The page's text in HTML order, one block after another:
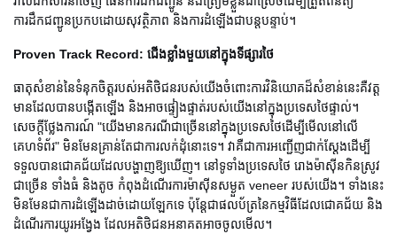
ការដឹកជញ្ជូនប្រកបដោយសុវត្ថិភាព និងការដំឡើងជាបន្តបន្ទាប់។
Proven Track Record: ជើងខ្លាំងមួយនៅក្នុងទីផ្សារថៃ
ធាតុសំខាន់នៃទំនុកចិត្តរបស់អតិថិជនរបស់យើងចំពោះការវិនិយោគដ៏សំខាន់នេះគឺវត្ត
មានដែលបានបង្កើតឡើង និងអាចផ្ទៀងផ្ទាត់របស់យើងនៅក្នុងប្រទេសថៃផ្ទាល់។
សេចក្តីថ្លែងការណ៍ "យើងមានករណីជាច្រើននៅក្នុងប្រទេសថៃដើម្បីមើលនៅលើ
គេហទំព័រ" មិនមែនគ្រាន់តែជាការលក់ដុំនោះទេ។ វា​គឺ​ជា​ការ​អញ្ជើញ​ជាក់​ស្តែង​ដើម្បី​
ទទួល​បាន​ជោគជ័យ​ដែល​បង្ហាញ​ឱ្យ​ឃើញ។ នៅទូទាំងប្រទេសថៃ រោងម៉ាស៊ីនកិនស្រូវ
ជាច្រើន ទាំងធំ និងតូច កំពុងដំណើរការម៉ាស៊ីនសម្ងួត veneer របស់យើង។ ទាំង​នេះ​
មិន​មែន​ជា​ការ​ដំឡើង​ដាច់​ដោយ​ឡែក​ទេ ប៉ុន្តែ​ជា​ផលប័ត្រ​នៃ​កម្មវិធី​ដែល​ជោគជ័យ និង​
ដំណើរការ​យូរ​អង្វែង ដែល​អតិថិជន​អនាគត​អាច​ចូល​មើល។